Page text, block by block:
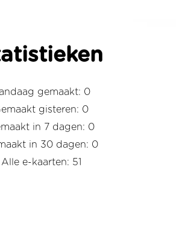
gemaakt: 0
gisteren: 0
in 7 dagen: 0
in 30 dagen: 0
Alle e-kaarten: 51